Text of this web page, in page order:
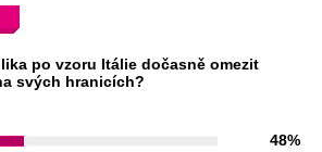
po vzoru Itálie dočasně omezit
svých hranicích?
48%